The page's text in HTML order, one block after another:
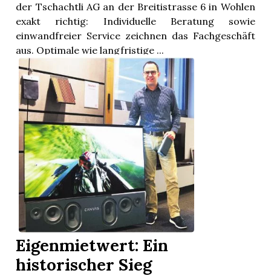
der Tschachtli AG an der Breitistrasse 6 in Wohlen
exakt richtig: Individuelle Beratung sowie
einwandfreier Service zeichnen das Fachgeschäft
aus. Optimale wie langfristige ...
Eigenmietwert: Ein
historischer Sieg